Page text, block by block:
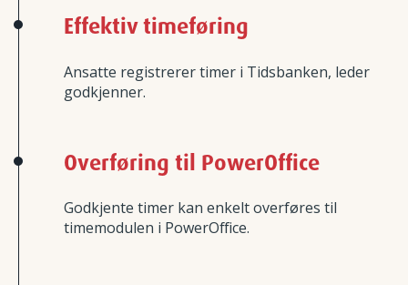
Effektiv timeføring
Ansatte registrerer timer i Tidsbanken, leder
godkjenner.
Overføring til PowerOffice
Godkjente timer kan enkelt overføres til
timemodulen i PowerOffice.